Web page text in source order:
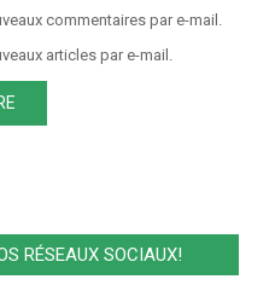
commentaires par e-mail.
articles par e-mail.
RÉSEAUX SOCIAUX!